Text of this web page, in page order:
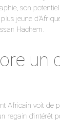
son
jeune
Hachem.
Africain voit de
regain d’intérêt